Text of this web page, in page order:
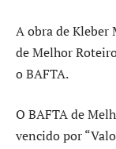
A obra de Kleber
de Melhor
o BAFTA.
O BAFTA de
vencido por